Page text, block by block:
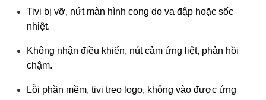
Tivi bị vỡ, nứt màn hình cong do va đập hoặc sốc
nhiệt.
Không nhận điều khiển, nút cảm ứng liệt, phản hồi
chậm.
Lỗi phần mềm, tivi treo logo, không vào được ứng